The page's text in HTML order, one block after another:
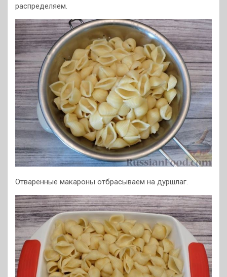
распределяем.
Отваренные макароны отбрасываем на дуршлаг.